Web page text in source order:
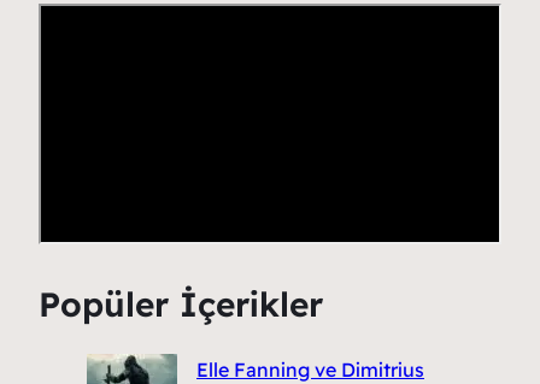
Popüler İçerikler
Elle Fanning ve Dimitrius